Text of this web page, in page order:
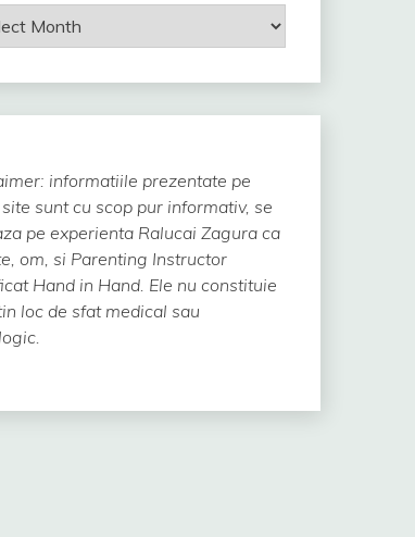
informatiile prezentate pe
sunt cu scop pur informativ, se
pe experienta Ralucai Zagura ca
om, si Parenting Instructor
Hand in Hand. Ele nu constituie
loc de sfat medical sau